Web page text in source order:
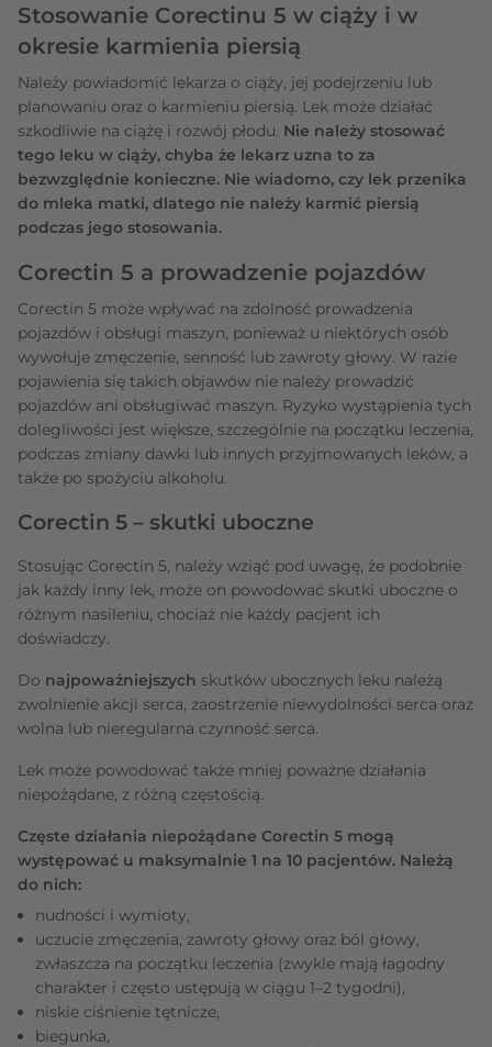
Stosowanie Corectinu 5 w ciąży i w
okresie karmienia piersią
Należy powiadomić lekarza o ciąży, jej podejrzeniu lub
planowaniu oraz o karmieniu piersią. Lek może działać
szkodliwie na ciążę i rozwój płodu. Nie należy stosować
tego leku w ciąży, chyba że lekarz uzna to za
bezwzględnie konieczne. Nie wiadomo, czy lek przenika
do mleka matki, dlatego nie należy karmić piersią
podczas jego stosowania.
Corectin 5 a prowadzenie pojazdów
Corectin 5 może wpływać na zdolność prowadzenia
pojazdów i obsługi maszyn, ponieważ u niektórych osób
wywołuje zmęczenie, senność lub zawroty głowy. W razie
pojawienia się takich objawów nie należy prowadzić
pojazdów ani obsługiwać maszyn. Ryzyko wystąpienia tych
dolegliwości jest większe, szczególnie na początku leczenia,
podczas zmiany dawki lub innych przyjmowanych leków, a
także po spożyciu alkoholu.
Corectin 5 – skutki uboczne
Stosując Corectin 5, należy wziąć pod uwagę, że podobnie
jak każdy inny lek, może on powodować skutki uboczne o
różnym nasileniu, chociaż nie każdy pacjent ich
doświadczy.
Do najpoważniejszych skutków ubocznych leku należą
zwolnienie akcji serca, zaostrzenie niewydolności serca oraz
wolna lub nieregularna czynność serca.
Lek może powodować także mniej poważne działania
niepożądane, z różną częstością.
Częste działania niepożądane Corectin 5 mogą
występować u maksymalnie 1 na 10 pacjentów. Należą
do nich:
nudności i wymioty,
uczucie zmęczenia, zawroty głowy oraz ból głowy,
zwłaszcza na początku leczenia (zwykle mają łagodny
charakter i często ustępują w ciągu 1–2 tygodni),
niskie ciśnienie tętnicze,
biegunka,